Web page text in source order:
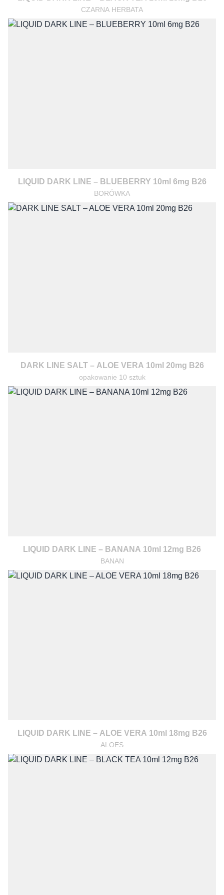
CZARNA HERBATA
LIQUID DARK LINE – BLUEBERRY 10ml 6mg B26
BORÓWKA
DARK LINE SALT – ALOE VERA 10ml 20mg B26
opakowanie 10 sztuk
LIQUID DARK LINE – BANANA 10ml 12mg B26
BANAN
LIQUID DARK LINE – ALOE VERA 10ml 18mg B26
ALOES